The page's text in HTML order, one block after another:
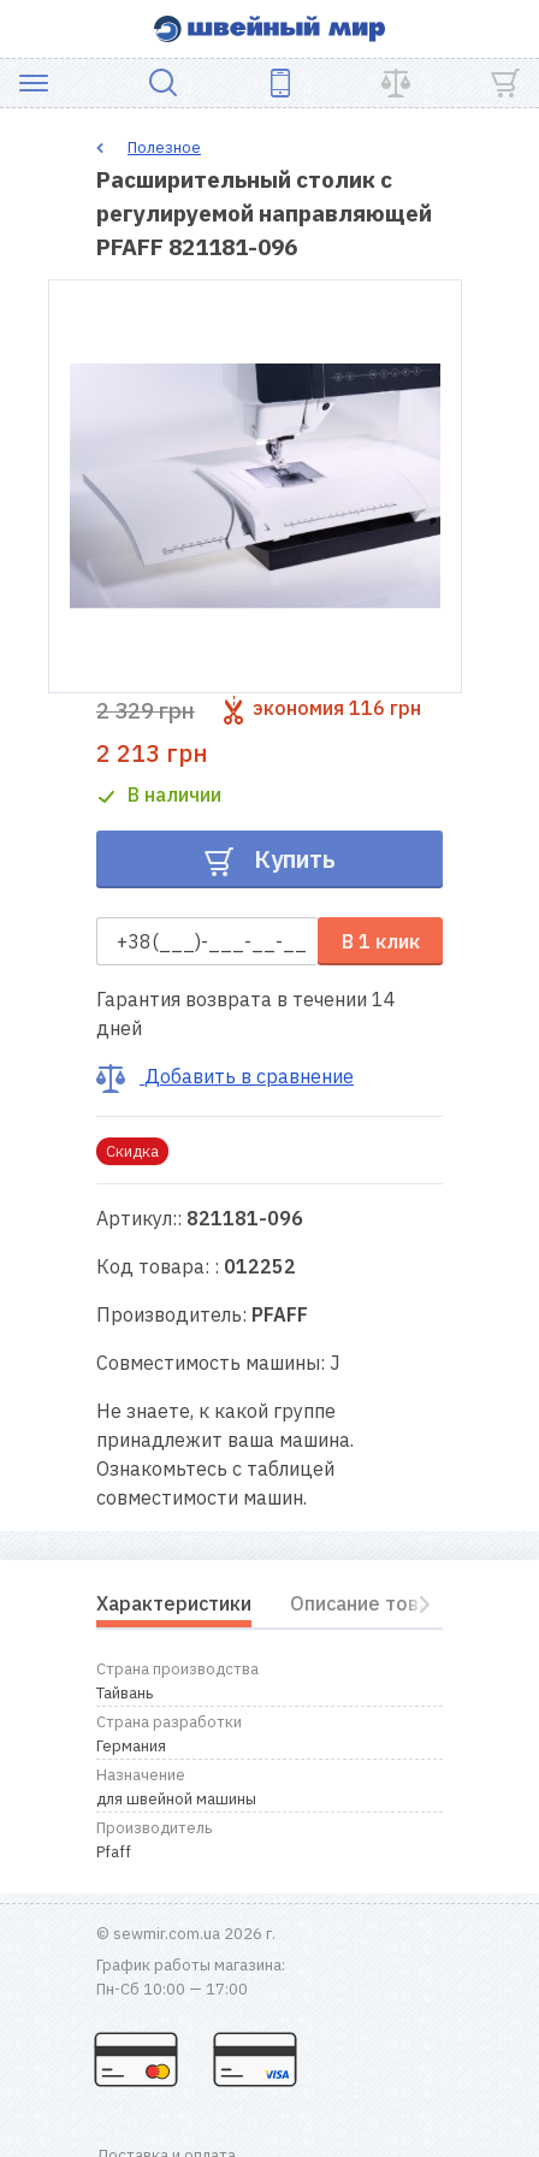
ШВЕЙНОЕ
ОБОРУДОВАНИЕ
ЗАПЧАСТИ
АКСЕССУАРЫ
Доставка
Гарантия
Ремонт
швейной
Контакты
нас
Полезное
Расширительный столик с
регулируемой направляющей
PFAFF 821181-096
2 329 грн экономия 116 грн
2 213 грн
В наличии
Купить
В 1 клик
Гарантия возврата в течении 14
дней
Добавить в сравнение
Скидка
Артикул:: 821181-096
Код товара: : 012252
Производитель: PFAFF
Совместимость машины: J
Не знаете, к какой группе
принадлежит ваша машина.
Ознакомьтесь с таблицей
совместимости машин.
Характеристики Описание товара
Страна производства
Тайвань
Страна разработки
Германия
Назначение
для швейной машины
Производитель
Pfaff
© sewmir.com.ua 2026 г.
График работы магазина:
Пн-Сб 10:00 — 17:00